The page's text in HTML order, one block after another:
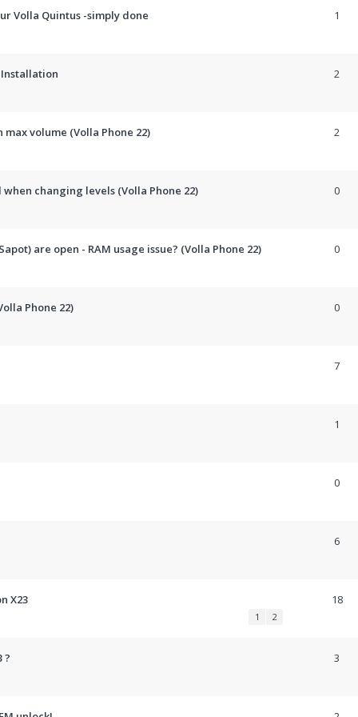
Volla Quintus -simply done
1
2
volume (Volla Phone 22)
2
changing levels (Volla Phone 22)
0
are open - RAM usage issue? (Volla Phone 22)
0
Phone 22)
0
7
1
0
6
X23
1 2
18
?
3